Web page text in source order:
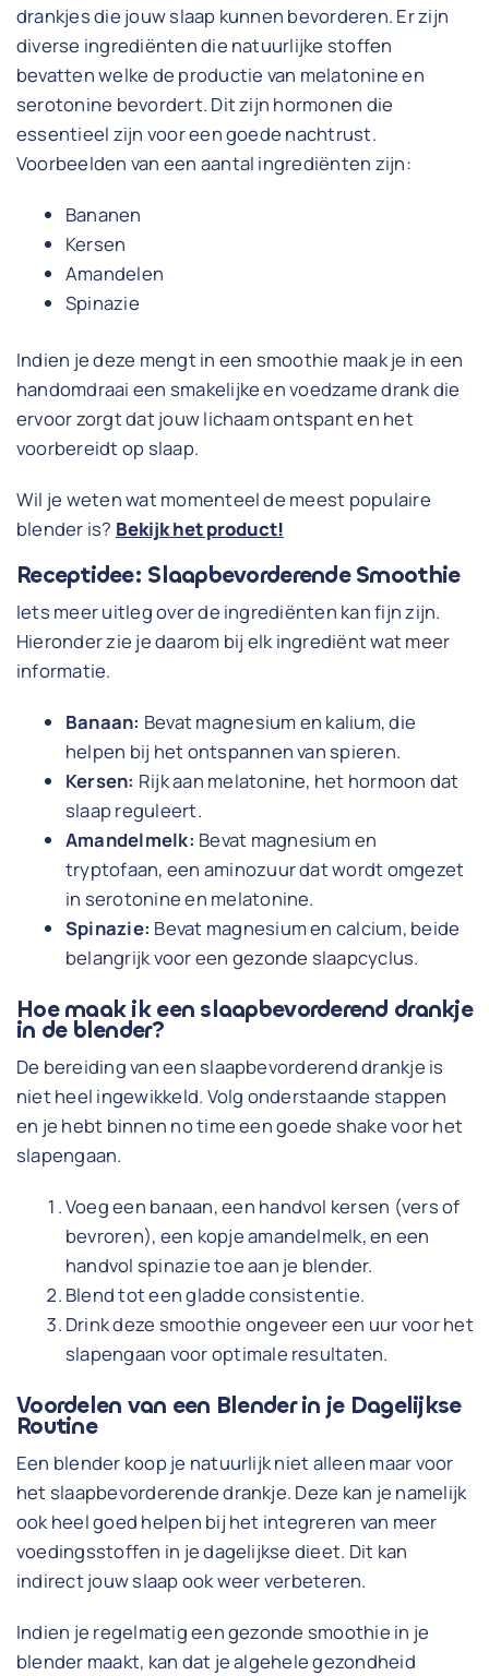
drankjes die jouw slaap kunnen bevorderen. Er zijn
diverse ingrediënten die natuurlijke stoffen
bevatten welke de productie van melatonine en
serotonine bevordert. Dit zijn hormonen die
essentieel zijn voor een goede nachtrust.
Voorbeelden van een aantal ingrediënten zijn:
Bananen
Kersen
Amandelen
Spinazie
Indien je deze mengt in een smoothie maak je in een
handomdraai een smakelijke en voedzame drank die
ervoor zorgt dat jouw lichaam ontspant en het
voorbereidt op slaap.
Wil je weten wat momenteel de meest populaire
blender is? Bekijk het product!
Receptidee: Slaapbevorderende Smoothie
Iets meer uitleg over de ingrediënten kan fijn zijn.
Hieronder zie je daarom bij elk ingrediënt wat meer
informatie.
Banaan: Bevat magnesium en kalium, die
helpen bij het ontspannen van spieren.
Kersen: Rijk aan melatonine, het hormoon dat
slaap reguleert.
Amandelmelk: Bevat magnesium en
tryptofaan, een aminozuur dat wordt omgezet
in serotonine en melatonine.
Spinazie: Bevat magnesium en calcium, beide
belangrijk voor een gezonde slaapcyclus.
Hoe maak ik een slaapbevorderend drankje
in de blender?
De bereiding van een slaapbevorderend drankje is
niet heel ingewikkeld. Volg onderstaande stappen
en je hebt binnen no time een goede shake voor het
slapengaan.
Voeg een banaan, een handvol kersen (vers of
bevroren), een kopje amandelmelk, en een
handvol spinazie toe aan je blender.
Blend tot een gladde consistentie.
Drink deze smoothie ongeveer een uur voor het
slapengaan voor optimale resultaten.
Voordelen van een Blender in je Dagelijkse
Routine
Een blender koop je natuurlijk niet alleen maar voor
het slaapbevorderende drankje. Deze kan je namelijk
ook heel goed helpen bij het integreren van meer
voedingsstoffen in je dagelijkse dieet. Dit kan
indirect jouw slaap ook weer verbeteren.
Indien je regelmatig een gezonde smoothie in je
blender maakt, kan dat je algehele gezondheid